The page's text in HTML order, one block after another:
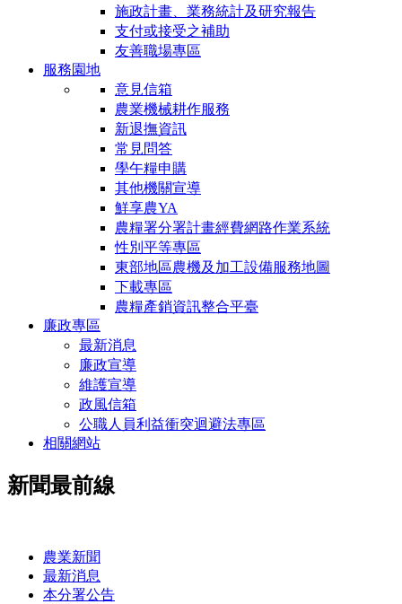
施政計畫、業務統計及研究報告
支付或接受之補助
友善職場專區
服務園地
意見信箱
農業機械耕作服務
新退撫資訊
常見問答
學午糧申購
其他機關宣導
鮮享農YA
農糧署分署計畫經費網路作業系統
性別平等專區
東部地區農機及加工設備服務地圖
下載專區
農糧產銷資訊整合平臺
廉政專區
最新消息
廉政宣導
維護宣導
政風信箱
公職人員利益衝突迴避法專區
相關網站
新聞最前線
農業新聞
最新消息
本分署公告